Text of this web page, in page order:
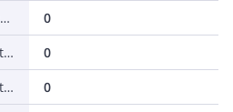
Anzahl der Schnittstellen PROFINET
0
Anzahl der HW-Schnittstellen seriell RS-232
0
Anzahl der HW-Schnittstellen seriell RS-422
0